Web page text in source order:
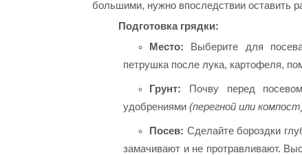
большими, нужно впоследствии оставить
Подготовка грядки:
Место: Выберите для
петрушка после лука, картофеля,
Грунт: Почву перед
удобрениями(перегной или
Посев: Сделайте бороздки
замачивают и не протравливают.